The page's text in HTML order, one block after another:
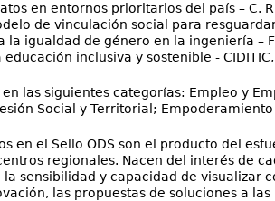
en entornos prioritarios del país – C.
de vinculación social para
la igualdad de género en la ingeniería –
inclusiva y sostenible - CIDITIC,
las siguientes categorías: Empleo y
Social y Territorial;
en el Sello ODS son el producto del
regionales. Nacen del interés de
sensibilidad y capacidad de visualizar
las propuestas de soluciones a las